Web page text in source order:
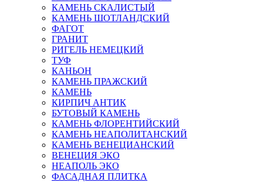
КАМЕНЬ СКАЛИСТЫЙ
КАМЕНЬ ШОТЛАНДСКИЙ
ФАГОТ
ГРАНИТ
РИГЕЛЬ НЕМЕЦКИЙ
ТУФ
КАНЬОН
КАМЕНЬ ПРАЖСКИЙ
КАМЕНЬ
КИРПИЧ АНТИК
БУТОВЫЙ КАМЕНЬ
КАМЕНЬ ФЛОРЕНТИЙСКИЙ
КАМЕНЬ НЕАПОЛИТАНСКИЙ
КАМЕНЬ ВЕНЕЦИАНСКИЙ
ВЕНЕЦИЯ ЭКО
НЕАПОЛЬ ЭКО
ФАСАДНАЯ ПЛИТКА